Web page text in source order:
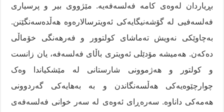
بڕیاردان لەوەی کامە فەلسەفەیە. مێژووی بیر و پرسیاری
فەلسەفیی لە گۆشەنیگایەکی ئەویترسالارەوە هەڵدەسەنگێنن.
بەچاوێکی نەویش تەماشای کولتوور و فەرهەنگی خۆماڵی
دەکەن. هەمیشە مۆدێلی ئەویتری باڵای فەلسەفە، یان زانست
و کولتور و هەژموونی شارستانی لە مێشکیاندا وەک
چوارچێوەیەکی هەڵسەنگاندن و بە بەهایەکی گەردوونی
هەمەکی داناوە. سەرەڕای ئەوەی لە سەر خوانی فەلسەفەی